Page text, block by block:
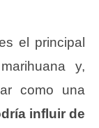
el principal
y,
como una
influir de